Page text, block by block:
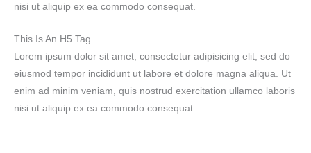
nisi ut aliquip ex ea commodo consequat.
This Is An H5 Tag
Lorem ipsum dolor sit amet, consectetur adipisicing elit, sed do
eiusmod tempor incididunt ut labore et dolore magna aliqua. Ut
enim ad minim veniam, quis nostrud exercitation ullamco laboris
nisi ut aliquip ex ea commodo consequat.